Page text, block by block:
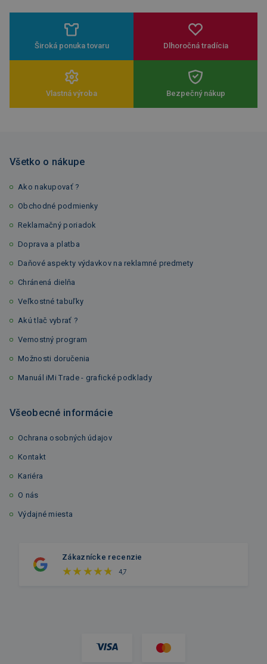
Široká ponuka tovaru Dlhoročná tradícia
Vlastná výroba Bezpečný nákup
Všetko o nákupe
Ako nakupovať ?
Obchodné podmienky
Reklamačný poriadok
Doprava a platba
Daňové aspekty výdavkov na reklamné predmety
Chránená dielňa
Veľkostné tabuľky
Akú tlač vybrať ?
Vernostný program
Možnosti doručenia
Manuál iMi Trade - grafické podklady
Všeobecné informácie
Ochrana osobných údajov
Kontakt
Kariéra
O nás
Výdajné miesta
Zákaznícke recenzie
4,7